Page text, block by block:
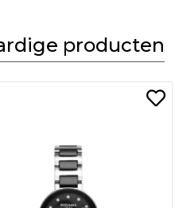
producten